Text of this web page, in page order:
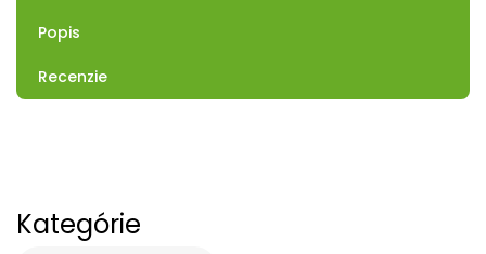
Popis
Recenzie
Kategórie